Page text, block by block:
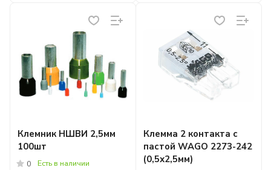
Клемник НШВИ 2,5мм
100шт
0 Есть в наличии
Клемма 2 контакта с
пастой WAGO 2273-242
(0,5х2,5мм)